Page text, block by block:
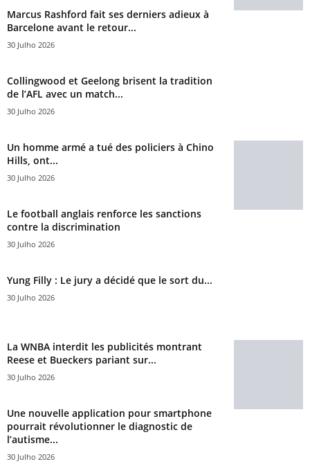
Marcus Rashford fait ses derniers adieux à
Barcelone avant le retour...
30 Julho 2026
Collingwood et Geelong brisent la tradition
de l’AFL avec un match...
30 Julho 2026
Un homme armé a tué des policiers à Chino
Hills, ont...
30 Julho 2026
Le football anglais renforce les sanctions
contre la discrimination
30 Julho 2026
Yung Filly : Le jury a décidé que le sort du...
30 Julho 2026
La WNBA interdit les publicités montrant
Reese et Bueckers pariant sur...
30 Julho 2026
Une nouvelle application pour smartphone
pourrait révolutionner le diagnostic de
l’autisme...
30 Julho 2026